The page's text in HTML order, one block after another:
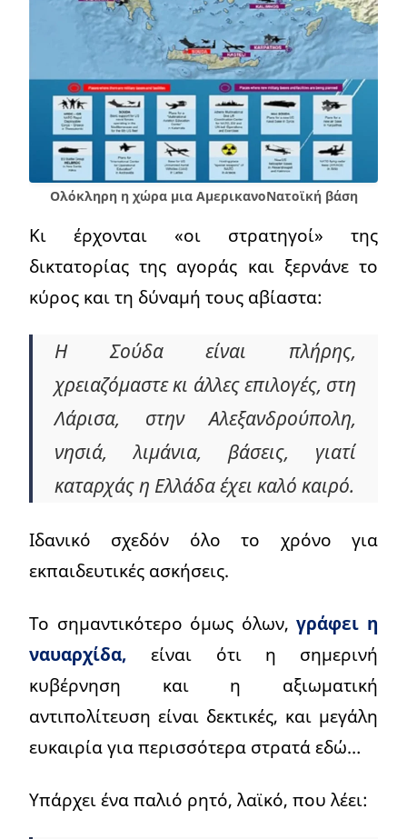
Ολόκληρη η χώρα μια ΑμερικανοΝατοϊκή βάση
Κι έρχονται «οι στρατηγοί» της
δικτατορίας της αγοράς και ξερνάνε το
κύρος και τη δύναμή τους αβίαστα:
Η Σούδα είναι πλήρης,
χρειαζόμαστε κι άλλες επιλογές, στη
Λάρισα, στην Αλεξανδρούπολη,
νησιά, λιμάνια, βάσεις, γιατί
καταρχάς η Ελλάδα έχει καλό καιρό.
Ιδανικό σχεδόν όλο το χρόνο για
εκπαιδευτικές ασκήσεις.
Το σημαντικότερο όμως όλων,γράφει η
ναυαρχίδα, είναι ότι η σημερινή
κυβέρνηση και η αξιωματική
αντιπολίτευση είναι δεκτικές, και μεγάλη
ευκαιρία για περισσότερα στρατά εδώ…
Υπάρχει ένα παλιό ρητό, λαϊκό, που λέει: